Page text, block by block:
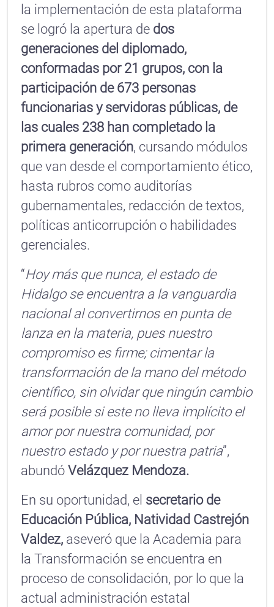
la implementación de esta plataforma
se logró la apertura de dos
generaciones del diplomado,
conformadas por 21 grupos, con la
participación de 673 personas
funcionarias y servidoras públicas, de
las cuales 238 han completado la
primera generación, cursando módulos
que van desde el comportamiento ético,
hasta rubros como auditorías
gubernamentales, redacción de textos,
políticas anticorrupción o habilidades
gerenciales.
“Hoy más que nunca, el estado de
Hidalgo se encuentra a la vanguardia
nacional al convertirnos en punta de
lanza en la materia, pues nuestro
compromiso es firme; cimentar la
transformación de la mano del método
científico, sin olvidar que ningún cambio
será posible si este no lleva implícito el
amor por nuestra comunidad, por
nuestro estado y por nuestra patria”,
abundóVelázquez Mendoza.
En su oportunidad, el secretario de
Educación Pública, Natividad Castrejón
Valdez, aseveró que la Academia para
la Transformación se encuentra en
proceso de consolidación, por lo que la
actual administración estatal